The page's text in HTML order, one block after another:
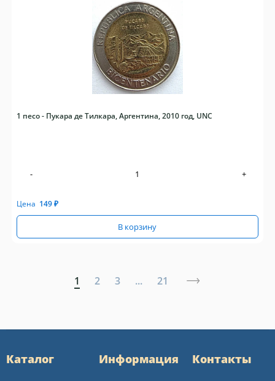
1 песо - Пукара де Тилкара, Аргентина, 2010 год, UNC
- +
Цена 149₽
В корзину
1 2 3 ... 21
Каталог Информация Контакты